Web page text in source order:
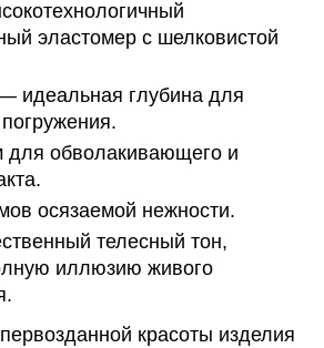
эластомер с шелковистой
идеальная глубина для
для обволакивающего и
осязаемой нежности.
телесный тон,
иллюзию живого
красоты изделия